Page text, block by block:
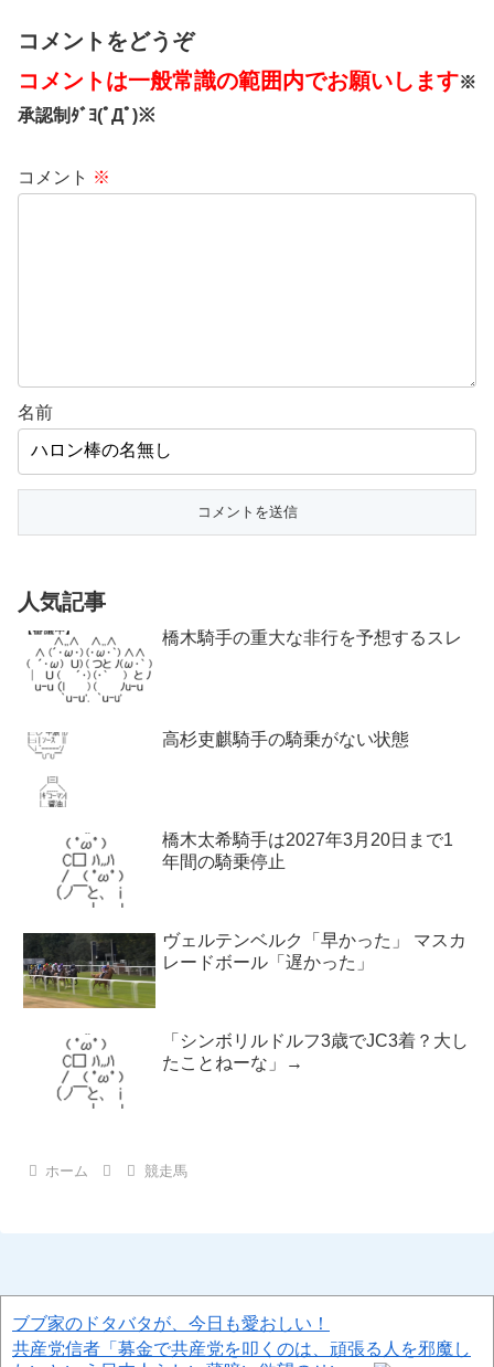
コメントをどうぞ
コメントは一般常識の範囲内でお願いします※
承認制ﾀﾞﾖ(ﾟДﾟ)※
コメント ※
名前
人気記事
橋木騎手の重大な非行を予想するスレ
高杉吏麒騎手の騎乗がない状態
橋木太希騎手は2027年3月20日まで1
年間の騎乗停止
ヴェルテンベルク「早かった」 マスカ
レードボール「遅かった」
「シンボリルドルフ3歳でJC3着？大し
たことねーな」→
ホーム 競走馬
ブブ家のドタバタが、今日も愛おしい！
共産党信者「募金で共産党を叩くのは、頑張る人を邪魔し